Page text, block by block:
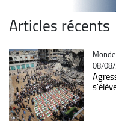
Articles récents
Catégorie
Monde
08/